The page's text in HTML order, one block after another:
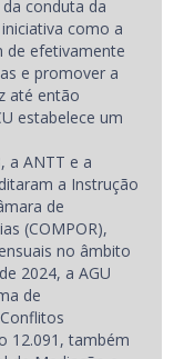
conduta da
como a
de efetivamente
e promover a
até então
estabelece um
a ANTT e a
a Instrução
de
(COMPOR),
no âmbito
2024, a AGU
de
12.091, também